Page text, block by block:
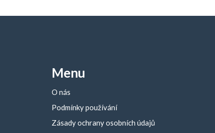
Menu
O nás
Podmínky používání
Zásady ochrany osobních údajů